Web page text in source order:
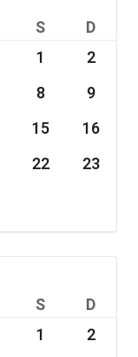
S
D
1
2
8
9
15
16
22
23
S
D
1
2